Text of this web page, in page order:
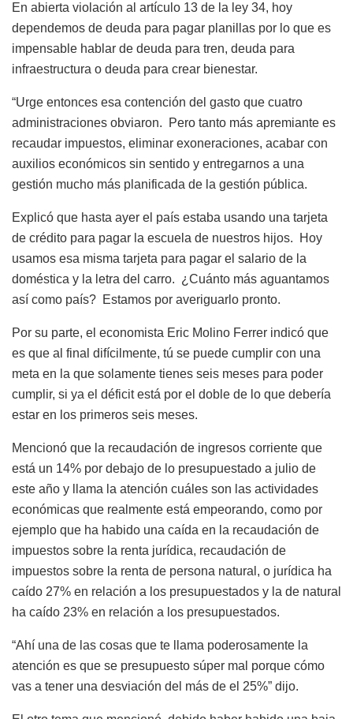
En abierta violación al artículo 13 de la ley 34, hoy
dependemos de deuda para pagar planillas por lo que es
impensable hablar de deuda para tren, deuda para
infraestructura o deuda para crear bienestar.
“Urge entonces esa contención del gasto que cuatro
administraciones obviaron. Pero tanto más apremiante es
recaudar impuestos, eliminar exoneraciones, acabar con
auxilios económicos sin sentido y entregarnos a una
gestión mucho más planificada de la gestión pública.
Explicó que hasta ayer el país estaba usando una tarjeta
de crédito para pagar la escuela de nuestros hijos. Hoy
usamos esa misma tarjeta para pagar el salario de la
doméstica y la letra del carro. ¿Cuánto más aguantamos
así como país? Estamos por averiguarlo pronto.
Por su parte, el economista Eric Molino Ferrer indicó que
es que al final difícilmente, tú se puede cumplir con una
meta en la que solamente tienes seis meses para poder
cumplir, si ya el déficit está por el doble de lo que debería
estar en los primeros seis meses.
Mencionó que la recaudación de ingresos corriente que
está un 14% por debajo de lo presupuestado a julio de
este año y llama la atención cuáles son las actividades
económicas que realmente está empeorando, como por
ejemplo que ha habido una caída en la recaudación de
impuestos sobre la renta jurídica, recaudación de
impuestos sobre la renta de persona natural, o jurídica ha
caído 27% en relación a los presupuestados y la de natural
ha caído 23% en relación a los presupuestados.
“Ahí una de las cosas que te llama poderosamente la
atención es que se presupuesto súper mal porque cómo
vas a tener una desviación del más de el 25%” dijo.